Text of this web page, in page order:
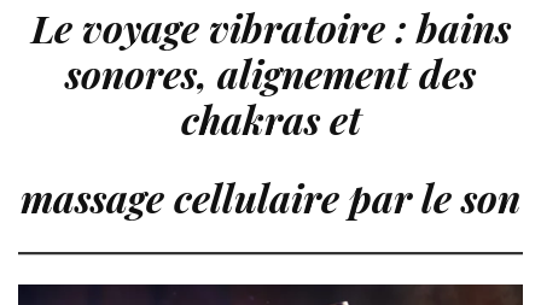
Le voyage vibratoire : bains
sonores, alignement des
chakras et
massage cellulaire par le son